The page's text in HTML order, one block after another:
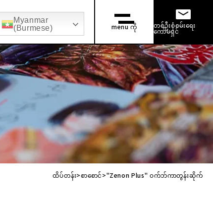
ဘွဲ့ရအသစ်များ ခေါ်ယူခြင်း။ အလယ်အလတ်အလုပ်အကိုင် ခေါ်ယူခြင်
Myanmar
(Burmese)
menu ကို တစ်ဦးစုံစမ်းရေး
ကော်မရှင်
ထိပ်တန်း စာစောင် "Zenon Plus" ဝက်ဘ်ကာတွန်းဆိုက်